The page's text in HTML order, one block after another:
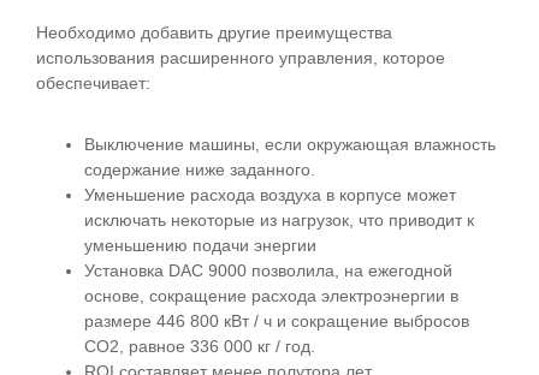
Необходимо добавить другие преимущества
использования расширенного управления, которое
обеспечивает:
Выключение машины, если окружающая влажность
содержание ниже заданного.
Уменьшение расхода воздуха в корпусе может
исключать некоторые из нагрузок, что приводит к
уменьшению подачи энергии
Установка DAC 9000 позволила, на ежегодной
основе, сокращение расхода электроэнергии в
размере 446 800 кВт / ч и сокращение выбросов
CO2, равное 336 000 кг / год.
ROI составляет менее полутора лет